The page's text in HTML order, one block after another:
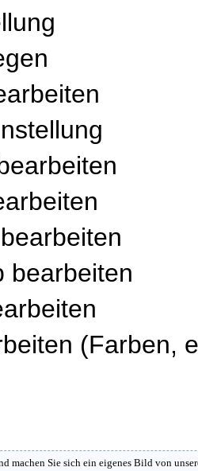
bearbeiten
(Farben,
machen Sie sich ein eigenes Bild von